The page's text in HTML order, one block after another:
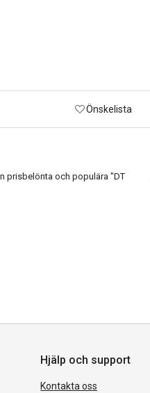
prisbelönta och populära "DT
Önskelista
Hjälp och support
Kontakta oss